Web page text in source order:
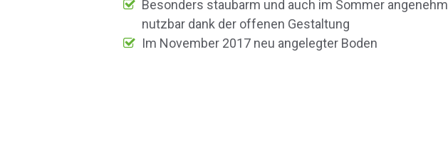
Besonders staubarm und auch im Sommer angenehm
nutzbar dank der offenen Gestaltung
Im November 2017 neu angelegter Boden